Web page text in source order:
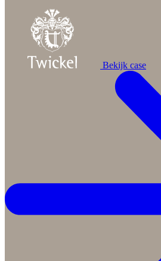
Bekijk case